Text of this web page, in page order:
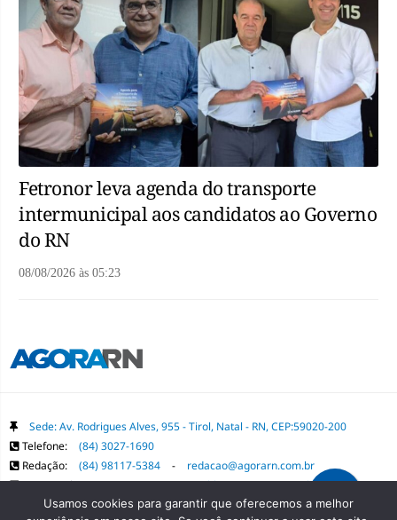
Fetronor leva agenda do transporte
intermunicipal aos candidatos ao Governo
do RN
08/08/2026 às 05:23
Sede: Av. Rodrigues Alves, 955 - Tirol, Natal - RN, CEP:59020-200
Telefone:
(84) 3027-1690
Redação:
(84) 98117-5384 -
redacao@agorarn.com.br
Comercial: (84) 98117-1718 - publica@agorarn.com.br
Usamos cookies para garantir que oferecemos a melhor